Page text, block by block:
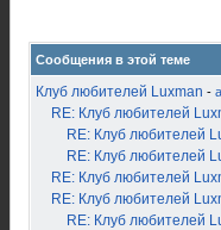
Сообщения в этой теме
Клуб любителей Luxman -
RE: Клуб любителей
RE: Клуб любителей
RE: Клуб любителей
RE: Клуб любителей
RE: Клуб любителей
RE: Клуб любителей